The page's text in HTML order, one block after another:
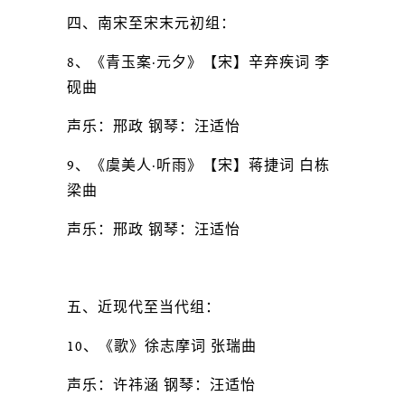
四、南宋至宋末元初组：
8、《青玉案·元夕》【宋】辛弃疾词 李
砚曲
声乐：邢政 钢琴：汪适怡
9、《虞美人·听雨》【宋】蒋捷词 白栋
梁曲
声乐：邢政 钢琴：汪适怡
五、近现代至当代组：
10、《歌》徐志摩词 张瑞曲
声乐：许祎涵 钢琴：汪适怡